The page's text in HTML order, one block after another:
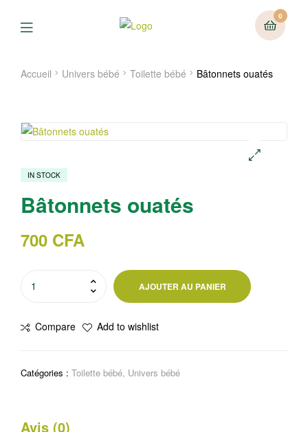
0
Menu
Accueil Univers bébé Toilette bébé Bâtonnets ouatés
IN STOCK
Bâtonnets ouatés
700 CFA
ouatés
AJOUTER AU PANIER
Compare Add to wishlist
Catégories : Toilette bébé, Univers bébé
Avis (0)